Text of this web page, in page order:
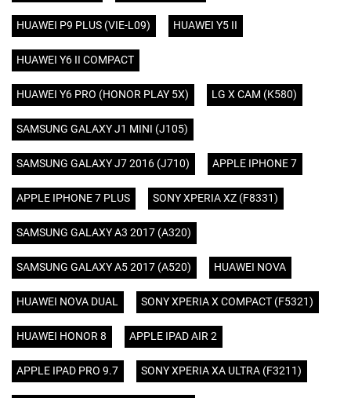
HUAWEI P9 PLUS (VIE-L09) HUAWEI Y5 II
HUAWEI Y6 II COMPACT
HUAWEI Y6 PRO (HONOR PLAY 5X) LG X CAM (K580)
SAMSUNG GALAXY J1 MINI (J105)
SAMSUNG GALAXY J7 2016 (J710) APPLE IPHONE 7
APPLE IPHONE 7 PLUS SONY XPERIA XZ (F8331)
SAMSUNG GALAXY A3 2017 (A320)
SAMSUNG GALAXY A5 2017 (A520) HUAWEI NOVA
HUAWEI NOVA DUAL SONY XPERIA X COMPACT (F5321)
HUAWEI HONOR 8 APPLE IPAD AIR 2
APPLE IPAD PRO 9.7 SONY XPERIA XA ULTRA (F3211)